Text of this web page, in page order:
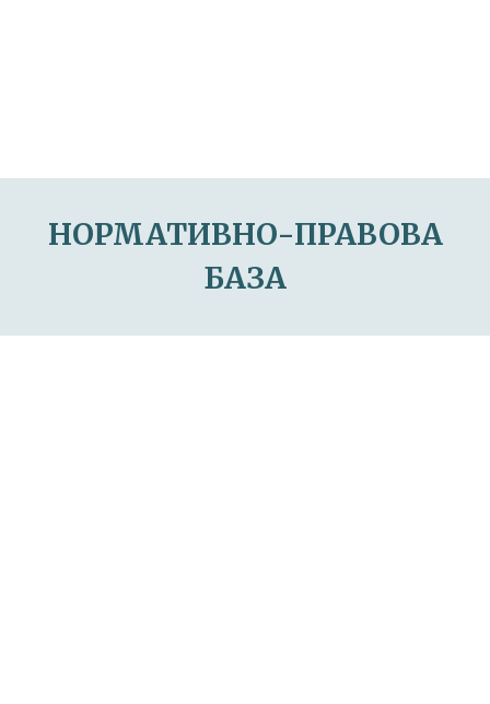
НОРМАТИВНО-ПРАВОВА
БАЗА